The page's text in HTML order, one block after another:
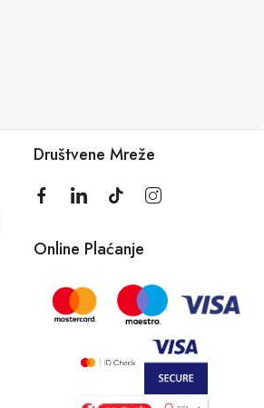
Društvene Mreže
Online Plaćanje